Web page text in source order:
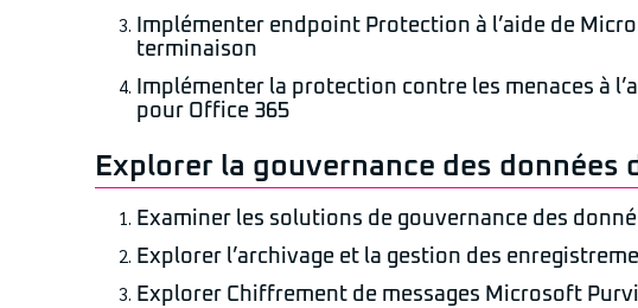
Implémenter endpoint Protection à l’aide de
terminaison
Implémenter la protection contre les menaces à
pour Office 365
Explorer la gouvernance des données
Examiner les solutions de gouvernance des
Explorer l’archivage et la gestion des
Explorer Chiffrement de messages Microsoft